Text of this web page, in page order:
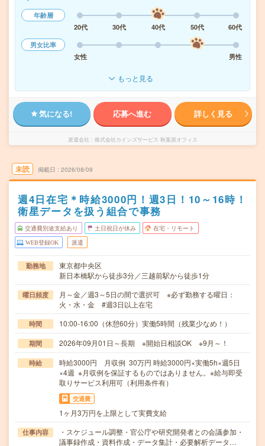
年齢層
20代
30代 40代 50代
60代
男女比率
女性
男性
もっと見る
気になる! 応募へ進む 詳しく見る
派遣会社 株式会社カインズサービス 秋葉原オフィス
未読 掲載日 2026/08/09
週4日在宅＊時給3000円！週3日！10～16時！
衛星データを扱う組合で事務
交通費別途支給あり 土日祝日が休み 在宅・リモート
WEB登録OK 派遣
勤務地
東京都中央区
新日本橋駅から徒歩3分／三越前駅から徒歩1分
曜日頻度
月～金／週3～5日の間で選択可 ※必ず勤務する曜日：
火・水・金 #週3日以上在宅
時間 10:00-16:00（休憩60分）実働5時間（残業少なめ！）
期間 2026年09月01日～長期 ※開始日相談OK ※9月～！
時給
時給3000円 月収例 30万円 時給3000円×実働5h×週5日
×4週 ※月収例を保証するものではありません。※給与即受
取りサービス利用可（利用条件有）
交通費
1ヶ月3万円を上限として実費支給
仕事内容
・スケジュール調整・官公庁や研究開発者との会議参加・
議事録作成・資料作成・データ集計・必要解析データ…